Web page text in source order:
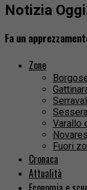
Notizia
Fa un
Zone
Varallo
Fuori
Cronaca
Attualità